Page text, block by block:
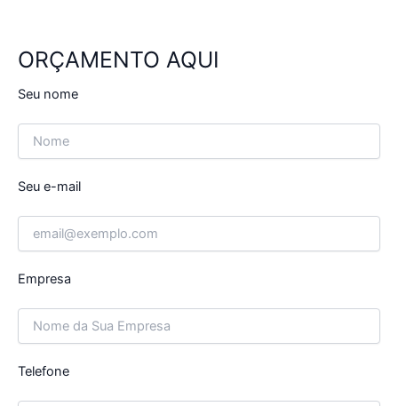
ORÇAMENTO AQUI
Seu nome
Seu e-mail
Empresa
Telefone